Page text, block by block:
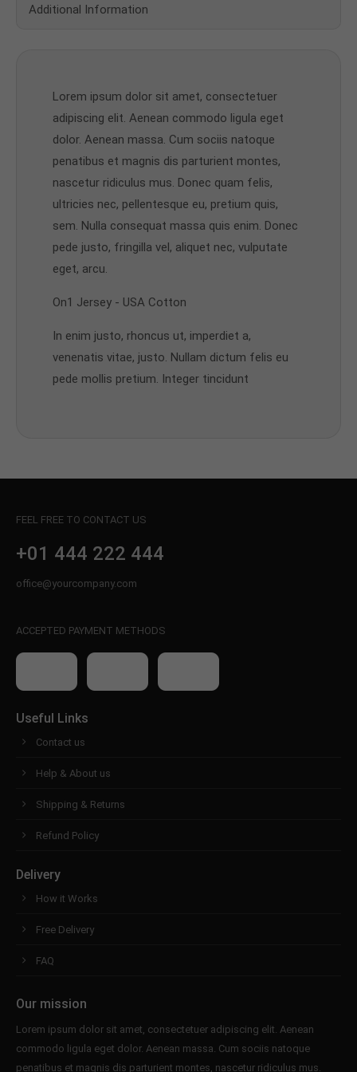
Additional Information
Lorem ipsum dolor sit amet, consectetuer
adipiscing elit. Aenean commodo ligula eget
dolor. Aenean massa. Cum sociis natoque
penatibus et magnis dis parturient montes,
nascetur ridiculus mus. Donec quam felis,
ultricies nec, pellentesque eu, pretium quis,
sem. Nulla consequat massa quis enim. Donec
pede justo, fringilla vel, aliquet nec, vulputate
eget, arcu.
On1 Jersey - USA Cotton
In enim justo, rhoncus ut, imperdiet a,
venenatis vitae, justo. Nullam dictum felis eu
pede mollis pretium. Integer tincidunt
FEEL FREE TO CONTACT US
+01 444 222 444
office@yourcompany.com
ACCEPTED PAYMENT METHODS
Useful Links
Contact us
Help & About us
Shipping & Returns
Refund Policy
Delivery
How it Works
Free Delivery
FAQ
Our mission
Lorem ipsum dolor sit amet, consectetuer adipiscing elit. Aenean
commodo ligula eget dolor. Aenean massa. Cum sociis natoque
penatibus et magnis dis parturient montes, nascetur ridiculus mus.